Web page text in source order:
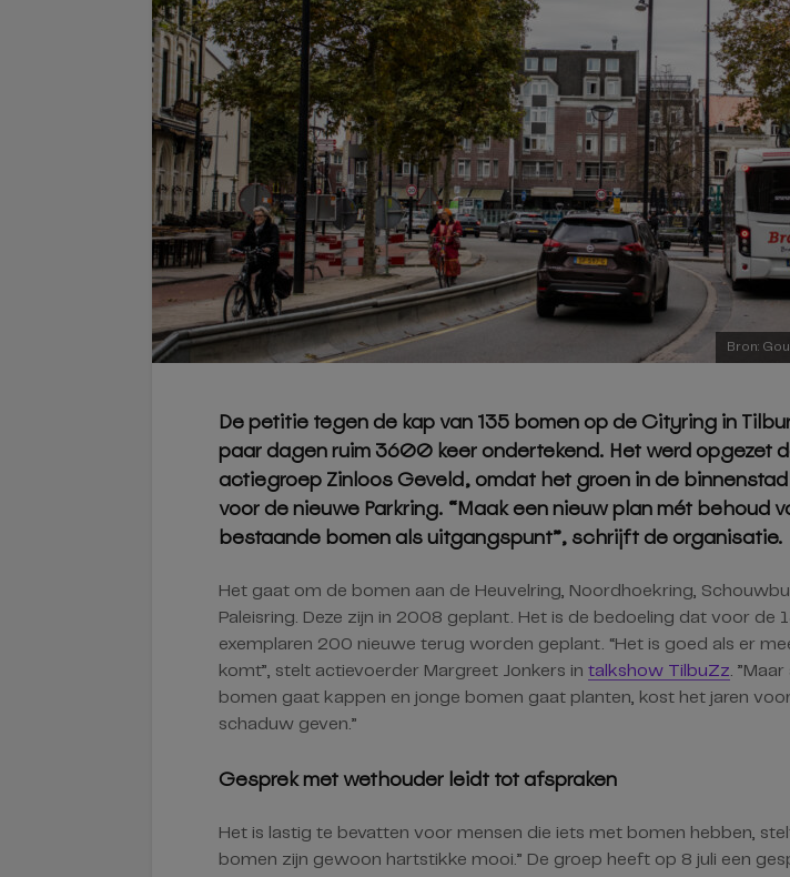
Bron:
De petitie tegen de kap van 135 bomen op de Cityring in
paar dagen ruim 3600 keer ondertekend. Het werd opgezet
actiegroep Zinloos Geveld, omdat het groen in de
voor de nieuwe Parkring. “Maak een nieuw plan mét behoud
bestaande bomen als uitgangspunt”, schrijft de organisatie.
Het gaat om de bomen aan de Heuvelring, Noordhoekring,
Paleisring. Deze zijn in 2008 geplant. Het is de bedoeling dat voor de
exemplaren 200 nieuwe terug worden geplant. “Het is goed als er
komt”, stelt actievoerder Margreet Jonkers in talkshow TilbuZz.
bomen gaat kappen en jonge bomen gaat planten, kost het jaren
schaduw geven.”
Gesprek met wethouder leidt tot afspraken
Het is lastig te bevatten voor mensen die iets met bomen hebben,
bomen zijn gewoon hartstikke mooi.” De groep heeft op 8 juli een